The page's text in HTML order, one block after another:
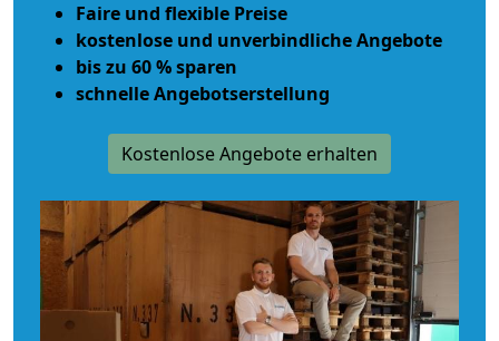
Faire und flexible Preise
kostenlose und unverbindliche Angebote
bis zu 60 % sparen
schnelle Angebotserstellung
Kostenlose Angebote erhalten